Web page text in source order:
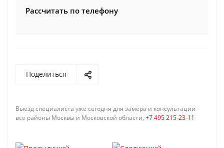
Рассчитать по телефону
Поделиться
Выезд специалиста уже сегодня для замера и консультации -
все районы Москвы и Московской области, +7 495 215-23-11